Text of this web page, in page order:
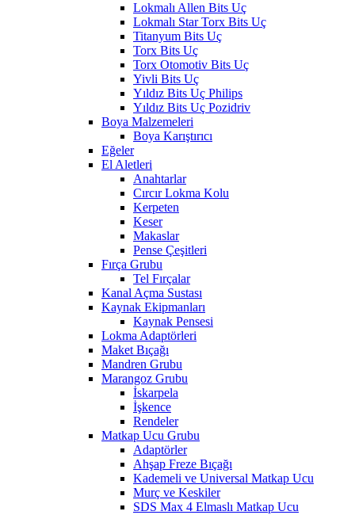
Lokmalı Allen Bits Uç
Lokmalı Star Torx Bits Uç
Titanyum Bits Uç
Torx Bits Uç
Torx Otomotiv Bits Uç
Yivli Bits Uç
Yıldız Bits Uç Philips
Yıldız Bits Uç Pozidriv
Boya Malzemeleri
Boya Karıştırıcı
Eğeler
El Aletleri
Anahtarlar
Cırcır Lokma Kolu
Kerpeten
Keser
Makaslar
Pense Çeşitleri
Fırça Grubu
Tel Fırçalar
Kanal Açma Sustası
Kaynak Ekipmanları
Kaynak Pensesi
Lokma Adaptörleri
Maket Bıçağı
Mandren Grubu
Marangoz Grubu
İskarpela
İşkence
Rendeler
Matkap Ucu Grubu
Adaptörler
Ahşap Freze Bıçağı
Kademeli ve Universal Matkap Ucu
Murç ve Keskiler
SDS Max 4 Elmaslı Matkap Ucu